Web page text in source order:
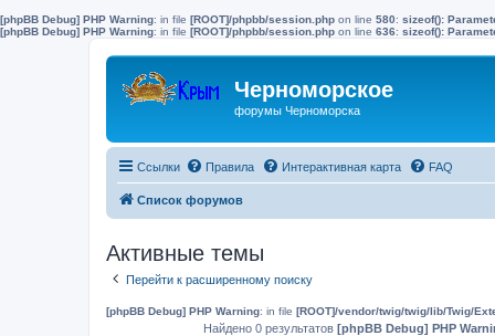
[phpBB Debug] PHP Warning: in file [ROOT]/phpbb/session.php on line 580: sizeof():
[phpBB Debug] PHP Warning: in file [ROOT]/phpbb/session.php on line 636: sizeof():
Черноморское
форумы Черноморска
Ссылки Правила Интерактивная карта FAQ
Список форумов
Активные темы
Перейти к расширенному поиску
[phpBB Debug] PHP Warning: in file [ROOT]/vendor/twig/twig/lib/Twig/
Найдено 0 результатов [phpBB Debug] PHP